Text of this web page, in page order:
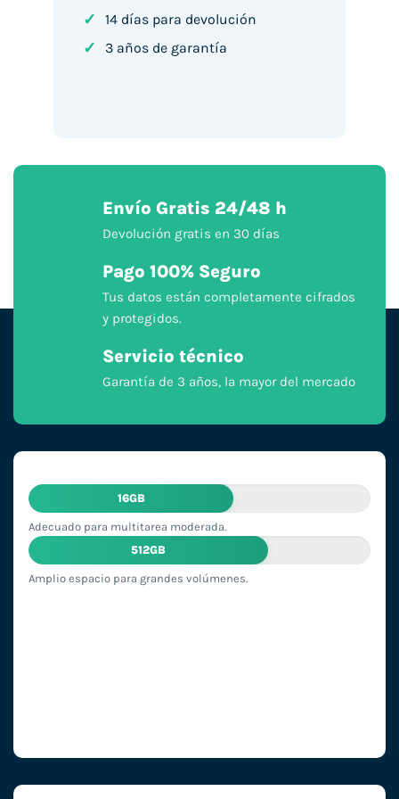
✓ 14 días para devolución
✓ 3 años de garantía
Envío Gratis 24/48 h
Devolución gratis en 30 días
Pago 100% Seguro
Tus datos están completamente cifrados
y protegidos.
Servicio técnico
Garantía de 3 años, la mayor del mercado
16GB
Adecuado para multitarea moderada.
512GB
Amplio espacio para grandes volúmenes.